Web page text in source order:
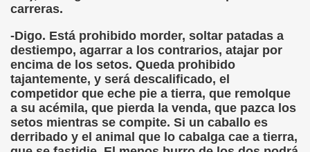
carreras.
-Digo. Está prohibido morder, soltar patadas a
destiempo, agarrar a los contrarios, atajar por
encima de los setos. Queda prohibido
tajantemente, y será descalificado, el
competidor que eche pie a tierra, que remolque
a su acémila, que pierda la venda, que pazca los
setos mientras se compite. Si un caballo es
derribado y el animal que lo cabalga cae a tierra,
Conferencia (David López)
de Obstáculos (Juurmaa, J.)
de Escritura Táctil para Lectores con Ceguera o
de Hombres Ilustres de París (César Puente)
150è Aniversari mort de Louis Braille (CPB de l'ONCE a